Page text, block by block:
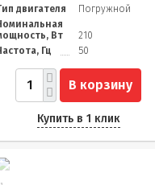
двигателя
Погружной
Вт
210
Гц
50
В корзину
Купить в 1 клик